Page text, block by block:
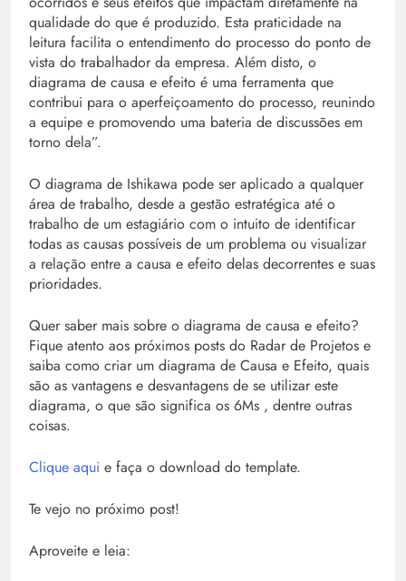
qualidade do que é produzido. Esta praticidade na
leitura facilita o entendimento do processo do ponto de
vista do trabalhador da empresa. Além disto, o
diagrama de causa e efeito é uma ferramenta que
contribui para o aperfeiçoamento do processo, reunindo
a equipe e promovendo uma bateria de discussões em
torno dela”.
O diagrama de Ishikawa pode ser aplicado a qualquer
área de trabalho, desde a gestão estratégica até o
trabalho de um estagiário com o intuito de identificar
todas as causas possíveis de um problema ou visualizar
a relação entre a causa e efeito delas decorrentes e suas
prioridades.
Quer saber mais sobre o diagrama de causa e efeito?
Fique atento aos próximos posts do Radar de Projetos e
saiba como criar um diagrama de Causa e Efeito, quais
são as vantagens e desvantagens de se utilizar este
diagrama, o que são significa os 6Ms , dentre outras
coisas.
Clique aqui e faça o download do template.
Te vejo no próximo post!
Aproveite e leia: